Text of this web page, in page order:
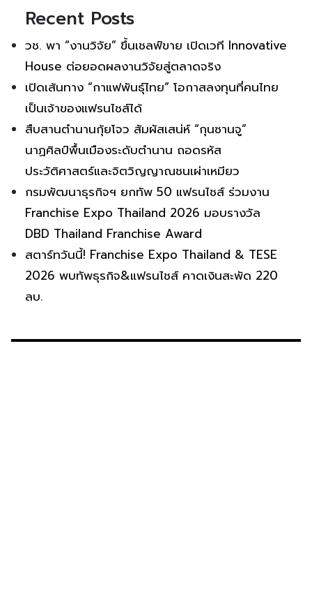
Recent Posts
วช. พา “งานวิจัย” ขึ้นเชลฟ์ขาย เปิดเวที Innovative
House ต่อยอดผลงานวิจัยสู่ตลาดจริง
เปิดเส้นทาง “กาแฟพันธุ์ไทย” โอกาสลงทุนที่คนไทย
เป็นเจ้าของแฟรนไชส์ได้
สืบสานตำนานกุ้ยโจว สัมผัสเสน่ห์ “กุนซานจู”
นาฏศิลป์พื้นเมืองระดับตำนาน ถอดรหัส
ประวัติศาสตร์และจิตวิญญาณชนเผ่าเหมียว
กรมพัฒนาธุรกิจฯ ยกทัพ 50 แฟรนไชส์ ร่วมงาน
Franchise Expo Thailand 2026 มอบรางวัล
DBD Thailand Franchise Award
สตาร์ทวันนี้! Franchise Expo Thailand & TESE
2026 พบทัพธุรกิจ&แฟรนไชส์ คาดเงินสะพัด 220
ลบ.